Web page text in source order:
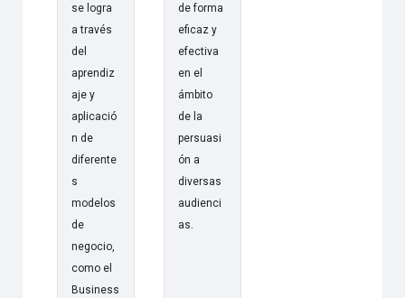
se logra
a través
del
aprendiz
aje y
aplicació
n de
diferente
s
modelos
de
negocio,
como el
Business
de forma
eficaz y
efectiva
en el
ámbito
de la
persuasi
ón a
diversas
audienci
as.